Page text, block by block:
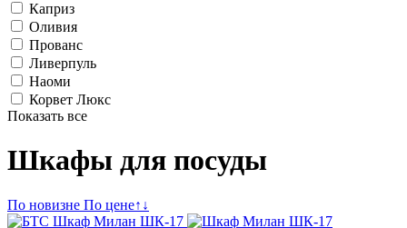
Каприз
Оливия
Прованс
Ливерпуль
Наоми
Корвет Люкс
Показать все
Шкафы для посуды
По новизне По цене↑ ↓